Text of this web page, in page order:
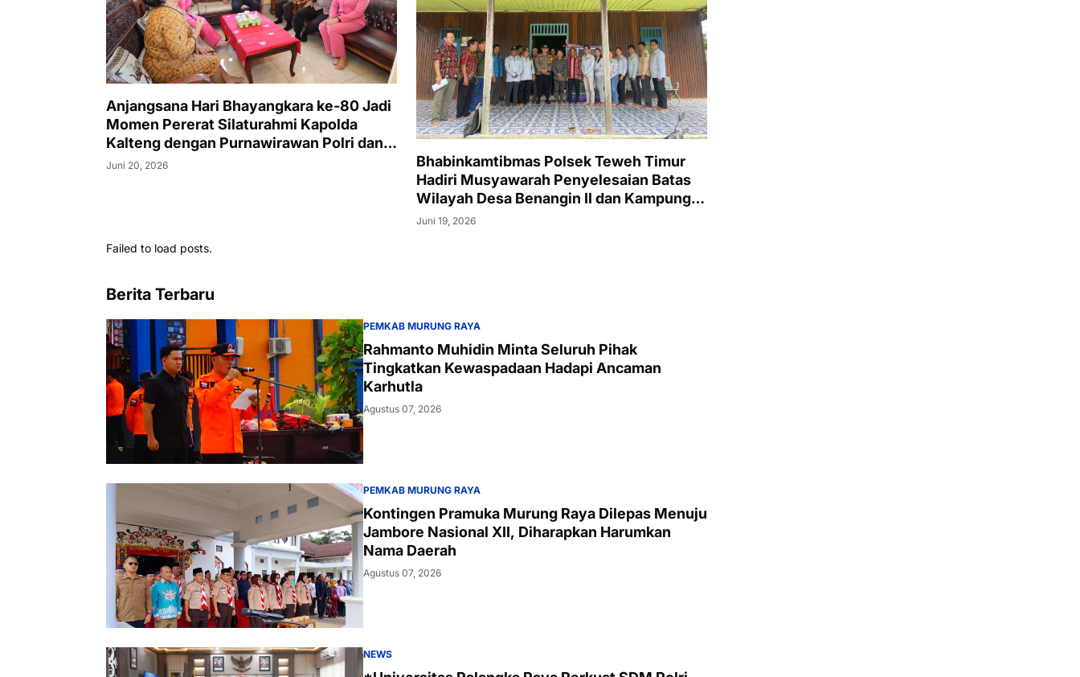
Anjangsana Hari Bhayangkara ke-80 Jadi
Momen Pererat Silaturahmi Kapolda
Kalteng dengan Purnawirawan Polri dan
Anak Panti Asuhan
Juni 20, 2026
Bhabinkamtibmas Polsek Teweh Timur
Hadiri Musyawarah Penyelesaian Batas
Wilayah Desa Benangin II dan Kampung
Sambung
Juni 19, 2026
Failed to load posts.
Berita Terbaru
PEMKAB MURUNG RAYA
Rahmanto Muhidin Minta Seluruh Pihak
Tingkatkan Kewaspadaan Hadapi Ancaman
Karhutla
Agustus 07, 2026
PEMKAB MURUNG RAYA
Kontingen Pramuka Murung Raya Dilepas Menuju
Jambore Nasional XII, Diharapkan Harumkan
Nama Daerah
Agustus 07, 2026
NEWS